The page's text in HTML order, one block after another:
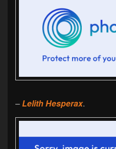
– Lelith Hesperax.